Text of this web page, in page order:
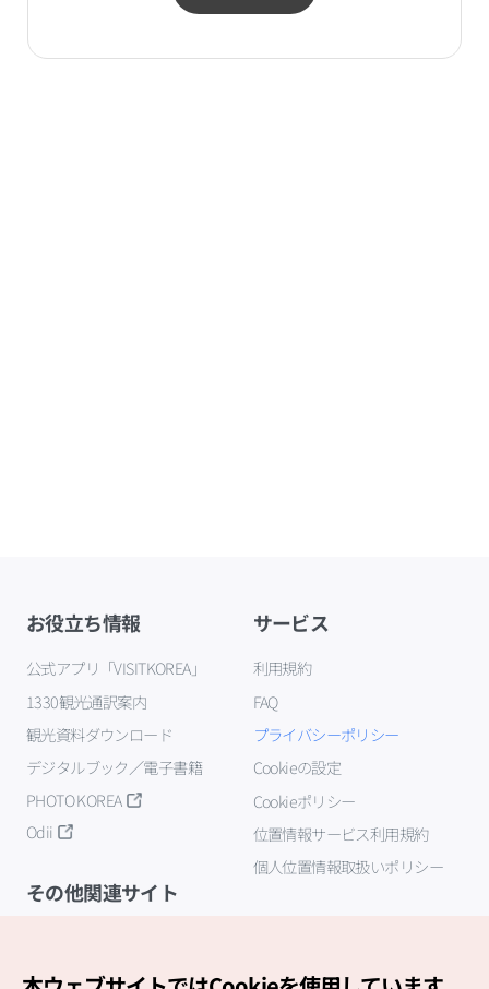
お役立ち情報
公式アプリ「VISITKOREA」
1330観光通訳案内
観光資料ダウンロード
デジタルブック／電子書籍
PHOTO KOREA
Odii
サービス
利用規約
FAQ
プライバシーポリシー
Cookieの設定
Cookieポリシー
位置情報サービス利用規約
個人位置情報取扱いポリシー
その他関連サイト